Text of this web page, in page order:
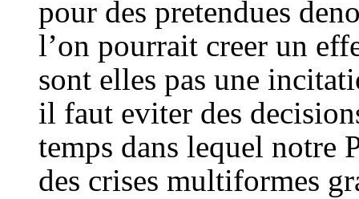
pour des pretendues
l’on pourrait creer un
sont elles pas une
il faut eviter des
temps dans lequel notre
des crises multiformes